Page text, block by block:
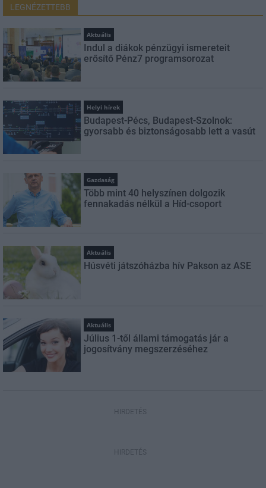
LEGNÉZETTEBB
Aktuális
Indul a diákok pénzügyi ismereteit
erősítő Pénz7 programsorozat
Helyi hírek
Budapest-Pécs, Budapest-Szolnok:
gyorsabb és biztonságosabb lett a vasút
Gazdaság
Több mint 40 helyszínen dolgozik
fennakadás nélkül a Híd-csoport
Aktuális
Húsvéti játszóházba hív Pakson az ASE
Aktuális
Július 1-től állami támogatás jár a
jogosítvány megszerzéséhez
HIRDETÉS
HIRDETÉS